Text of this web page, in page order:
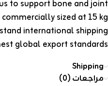
to support bone and joint
sized at 15 kg
international shipping
global export standards.
Shipping
مراجعات (0)